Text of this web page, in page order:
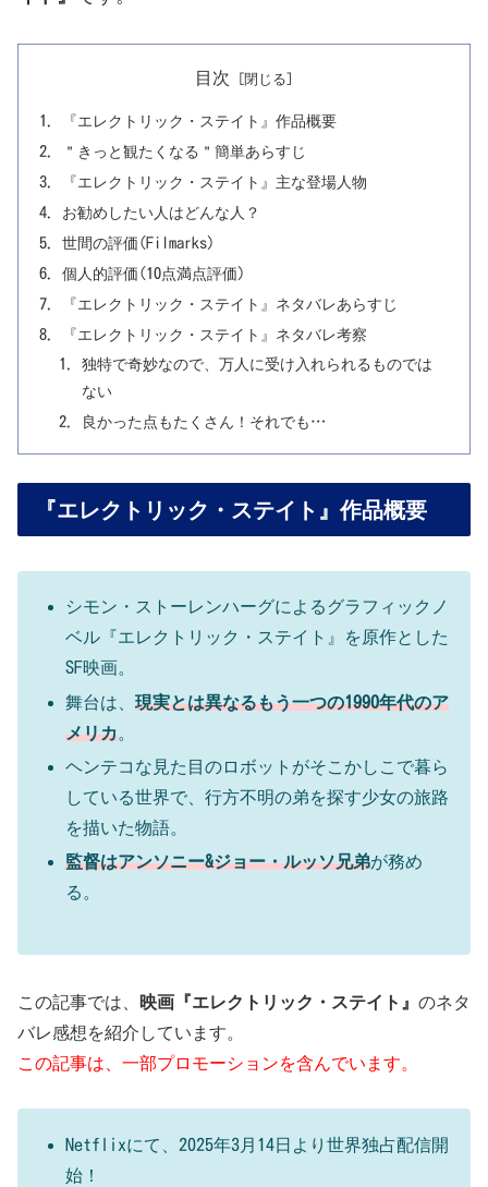
目次
『エレクトリック・ステイト』作品概要
＂きっと観たくなる＂簡単あらすじ
『エレクトリック・ステイト』主な登場人物
お勧めしたい人はどんな人？
世間の評価(Filmarks)
個人的評価(10点満点評価)
『エレクトリック・ステイト』ネタバレあらすじ
『エレクトリック・ステイト』ネタバレ考察
独特で奇妙なので、万人に受け入れられるものでは
ない
良かった点もたくさん！それでも…
『エレクトリック・ステイト』作品概要
シモン・ストーレンハーグによるグラフィックノ
ベル『エレクトリック・ステイト』を原作とした
SF映画。
舞台は、現実とは異なるもう一つの1990年代のア
メリカ
ヘンテコな見た目のロボットがそこかしこで暮ら
している世界で、行方不明の弟を探す少女の旅路
を描いた物語。
監督はアンソニー&ジョー・ルッソ兄弟が務め
る。
この記事では、 映画『エレクトリック・ステイト』 のネタ
バレ感想を紹介しています。
この記事は、一部プロモーションを含んでいます。
Netflixにて、2025年3月14日より世界独占配信開
始！